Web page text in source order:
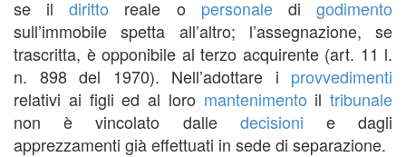
se ildiritto reale o personaledigodimento
sull’immobile spetta all’altro; l’assegnazione, se
trascritta, è opponibile al terzo acquirente (art. 11 l.
n. 898 del 1970). Nell’adottare i provvedimenti
relativi ai figli ed al loro mantenimento il tribunale
non è vincolato dalle decisioni e dagli
apprezzamenti già effettuati in sede di separazione.